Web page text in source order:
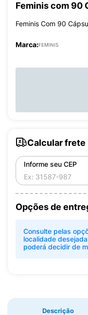
Feminis com 90
Feminis Com 90
Marca:FEMINIS
Calcular frete
Informe seu CEP
Opções de
Consulte pelas
localidade
poderá decidir de
Descrição